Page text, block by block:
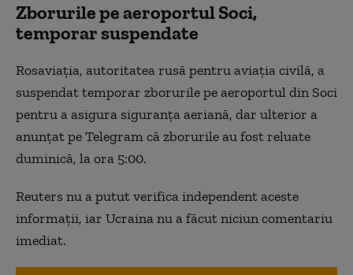
Zborurile pe aeroportul Soci,
temporar suspendate
Rosaviaţia, autoritatea rusă pentru aviaţia civilă, a
suspendat temporar zborurile pe aeroportul din Soci
pentru a asigura siguranţa aeriană, dar ulterior a
anunţat pe Telegram că zborurile au fost reluate
duminică, la ora 5:00.
Reuters nu a putut verifica independent aceste
informaţii, iar Ucraina nu a făcut niciun comentariu
imediat.